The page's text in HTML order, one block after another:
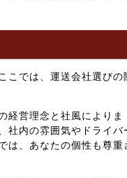
こでは、運送会社選びの
経営理念と社風によりま
社内の雰囲気やドライバ
は、あなたの個性も尊重